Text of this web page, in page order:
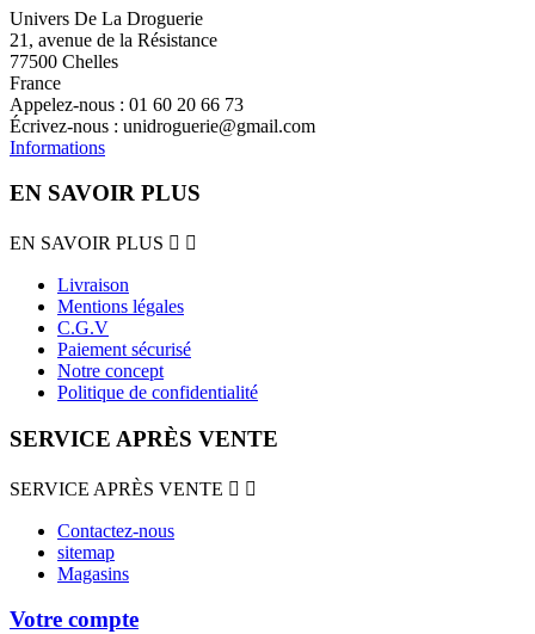
Univers De La Droguerie
21, avenue de la Résistance
77500 Chelles
France
Appelez-nous : 01 60 20 66 73
Écrivez-nous : unidroguerie@gmail.com
Informations
EN SAVOIR PLUS
EN SAVOIR PLUS  
Livraison
Mentions légales
C.G.V
Paiement sécurisé
Notre concept
Politique de confidentialité
SERVICE APRÈS VENTE
SERVICE APRÈS VENTE  
Contactez-nous
sitemap
Magasins
Votre compte